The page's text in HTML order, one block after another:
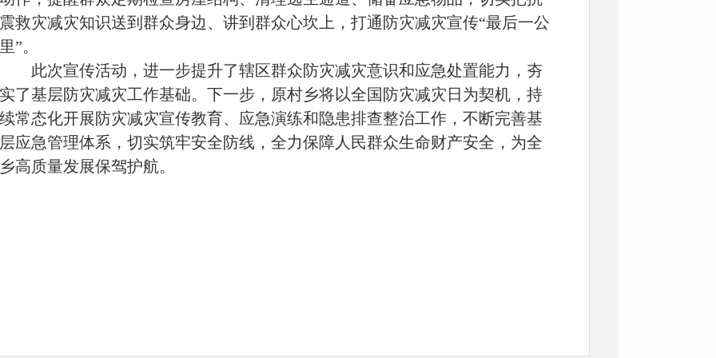
震救灾减灾知识送到群众身边、讲到群众心坎上，打通防灾减灾宣传“最后一公
里”。
此次宣传活动，进一步提升了辖区群众防灾减灾意识和应急处置能力，夯
实了基层防灾减灾工作基础。下一步，原村乡将以全国防灾减灾日为契机，持
续常态化开展防灾减灾宣传教育、应急演练和隐患排查整治工作，不断完善基
层应急管理体系，切实筑牢安全防线，全力保障人民群众生命财产安全，为全
乡高质量发展保驾护航。